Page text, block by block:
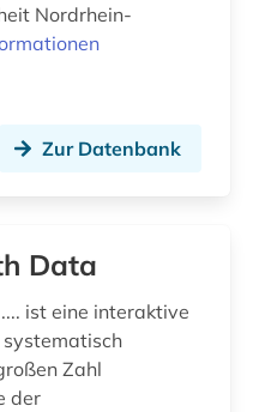
Nordrhein-
Zur Datenbank
Data
ist eine interaktive
Zahl
der